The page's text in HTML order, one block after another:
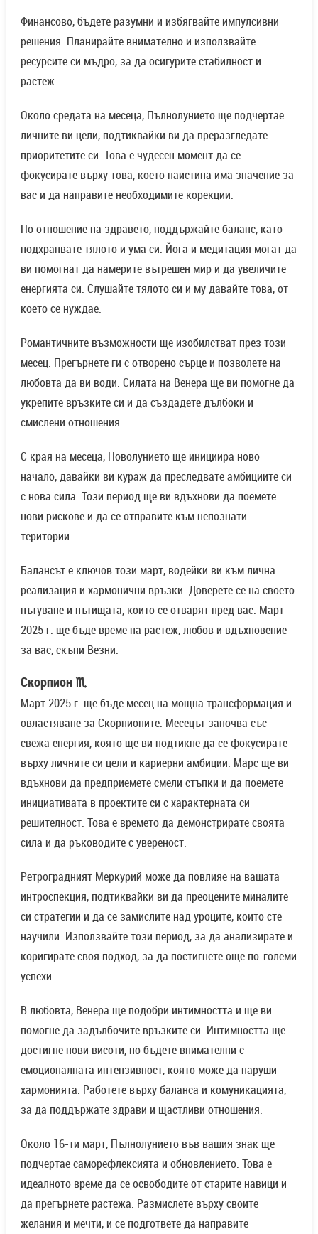
Финансово, бъдете разумни и избягвайте импулсивни
решения. Планирайте внимателно и използвайте
ресурсите си мъдро, за да осигурите стабилност и
растеж.
Около средата на месеца, Пълнолунието ще подчертае
личните ви цели, подтиквайки ви да преразгледате
приоритетите си. Това е чудесен момент да се
фокусирате върху това, което наистина има значение за
вас и да направите необходимите корекции.
По отношение на здравето, поддържайте баланс, като
подхранвате тялото и ума си. Йога и медитация могат да
ви помогнат да намерите вътрешен мир и да увеличите
енергията си. Слушайте тялото си и му давайте това, от
което се нуждае.
Романтичните възможности ще изобилстват през този
месец. Прегърнете ги с отворено сърце и позволете на
любовта да ви води. Силата на Венера ще ви помогне да
укрепите връзките си и да създадете дълбоки и
смислени отношения.
С края на месеца, Новолунието ще инициира ново
начало, давайки ви кураж да преследвате амбициите си
с нова сила. Този период ще ви вдъхнови да поемете
нови рискове и да се отправите към непознати
територии.
Балансът е ключов този март, водейки ви към лична
реализация и хармонични връзки. Доверете се на своето
пътуване и пътищата, които се отварят пред вас. Март
2025 г. ще бъде време на растеж, любов и вдъхновение
за вас, скъпи Везни.
Скорпион ♏
Март 2025 г. ще бъде месец на мощна трансформация и
овластяване за Скорпионите. Месецът започва със
свежа енергия, която ще ви подтикне да се фокусирате
върху личните си цели и кариерни амбиции. Марс ще ви
вдъхнови да предприемете смели стъпки и да поемете
инициативата в проектите си с характерната си
решителност. Това е времето да демонстрирате своята
сила и да ръководите с увереност.
Ретроградният Меркурий може да повлияе на вашата
интроспекция, подтиквайки ви да преоцените миналите
си стратегии и да се замислите над уроците, които сте
научили. Използвайте този период, за да анализирате и
коригирате своя подход, за да постигнете още по-големи
успехи.
В любовта, Венера ще подобри интимността и ще ви
помогне да задълбочите връзките си. Интимността ще
достигне нови висоти, но бъдете внимателни с
емоционалната интензивност, която може да наруши
хармонията. Работете върху баланса и комуникацията,
за да поддържате здрави и щастливи отношения.
Около 16-ти март, Пълнолунието във вашия знак ще
подчертае саморефлексията и обновлението. Това е
идеалното време да се освободите от старите навици и
да прегърнете растежа. Размислете върху своите
желания и мечти, и се подгответе да направите